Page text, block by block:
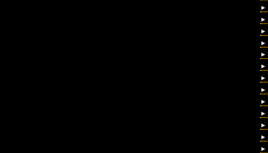
►
►
►
►
►
►
►
►
►
►
►
►
►